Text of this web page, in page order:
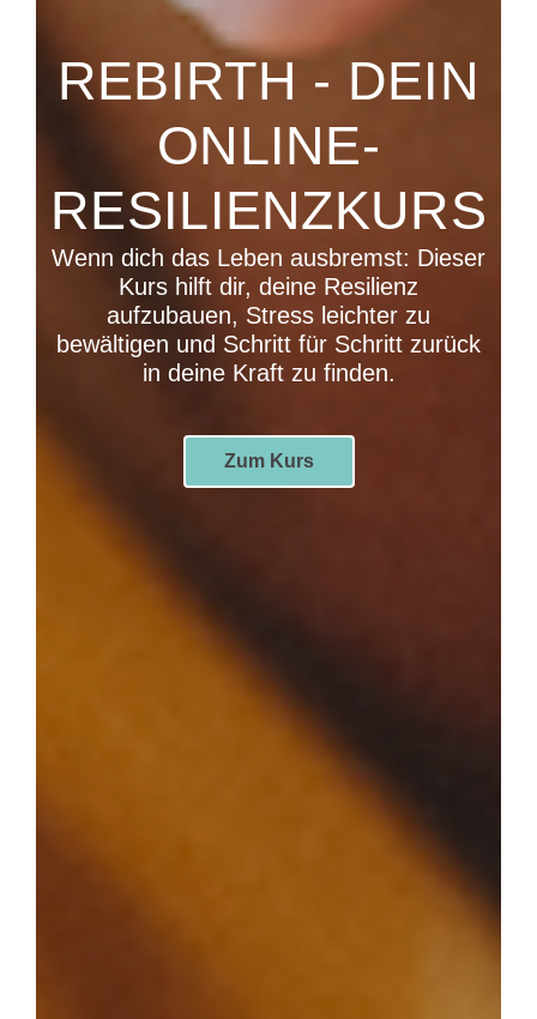
REBIRTH - DEIN
ONLINE-
RESILIENZKURS
Wenn dich das Leben ausbremst: Dieser
Kurs hilft dir, deine Resilienz
aufzubauen, Stress leichter zu
bewältigen und Schritt für Schritt zurück
in deine Kraft zu finden.
Zum Kurs